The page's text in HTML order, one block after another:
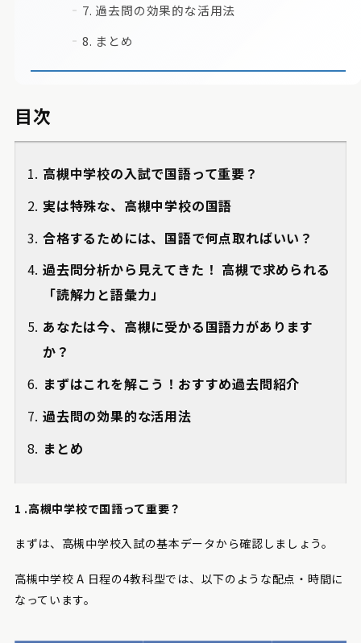
7. 過去問の効果的な活用法
8. まとめ
目次
高槻中学校の入試で国語って重要？
実は特殊な、高槻中学校の国語
合格するためには、国語で何点取ればいい？
過去問分析から見えてきた！ 高槻で求められる
「読解力と語彙力」
あなたは今、高槻に受かる国語力があります
か？
まずはこれを解こう！おすすめ過去問紹介
過去問の効果的な活用法
まとめ
1 .高槻中学校で国語って重要？
まずは、高槻中学校入試の基本データから確認しましょう。
高槻中学校 A 日程の4教科型では、以下のような配点・時間に
なっています。